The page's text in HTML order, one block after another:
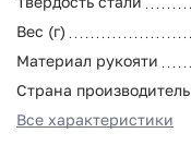
Вес (г)
Материал рукояти
Страна производитель
Все характеристики